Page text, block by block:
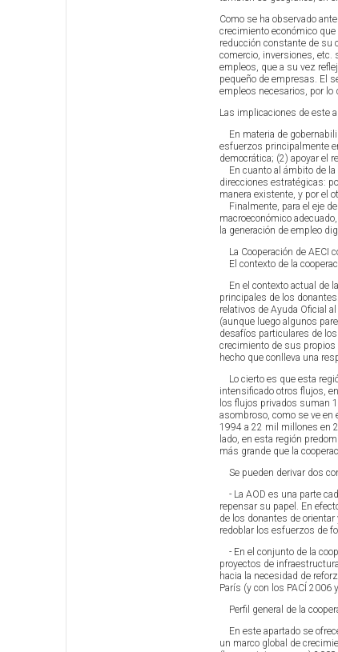
Como se ha observado
crecimiento económico
reducción constante de su
comercio, inversiones, etc.
empleos, que a su vez
pequeño de empresas. El
empleos necesarios, por lo
Las implicaciones de este
En materia de
esfuerzos principalmente
democrática; (2) apoyar el
En cuanto al ámbito de la
direcciones estratégicas:
manera existente, y por el
Finalmente, para el eje
macroeconómico
la generación de empleo
La Cooperación de AECI
El contexto de la
En el contexto actual de
principales de los
relativos de Ayuda Oficial
(aunque luego algunos
desafíos particulares de
crecimiento de sus propios
hecho que conlleva una
Lo cierto es que esta
intensificado otros flujos,
los flujos privados suman
asombroso, como se ve
1994 a 22 mil millones en
lado, en esta región
más grande que la
Se pueden derivar dos
- La AOD es una parte
repensar su papel. En
de los donantes de
redoblar los esfuerzos de
- En el conjunto de la
proyectos de
hacia la necesidad de
París (y con los PACÍ 2006
Perfil general de la
En este apartado se
un marco global de